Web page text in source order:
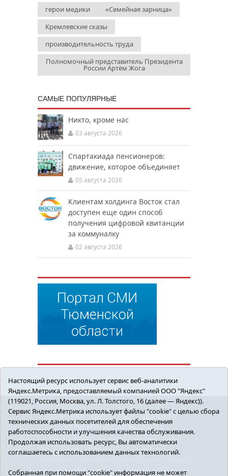
герои медики
«Семейная зарница»
Кремлевские сказы
производительность труда
Полномочный представитель Президента
России Артём Жога
САМЫЕ ПОПУЛЯРНЫЕ
Никто, кроме нас
03 августа 2026
Спартакиада пенсионеров:
движение, которое объединяет
05 августа 2026
Клиентам холдинга Восток стал
доступен еще один способ
получения цифровой квитанции
за коммуналку
02 августа 2026
ПОЛИТИКА ОБЩЕСТВО
ЗДОРОВЬЕ
КУЛЬТУРА
БЕЗОПАСНОСТЬ
16+ © 2018 Сорокинский район в деталях.
Новости Сорокинского района
редактор - Королюк Елена Анатольевна, e-mail:
Настоящий ресурс использует сервис веб-аналитики
Яндекс.Метрика, предоставляемый компанией ООО "Яндекс"
(119021, Россия, Москва, ул. Л. Толстого, 16 (далее — Яндекс)).
Сервис Яндекс.Метрика использует файлы "cookie" с целью сбора
технических данных посетителей для обеспечения
работоспособности и улучшения качества обслуживания.
Продолжая использовать ресурс, Вы автоматически
соглашаетесь с использованием данных технологий.
Собранная при помощи "cookie" информация не может